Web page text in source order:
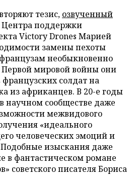
тезис, озвученный
Центра поддержки
Victory Drones Марией
замены пехоты
необыкновенно
Первой мировой войны они
солдат на
из африканцев. В 20-е годы
научном сообществе даже
межвидового
«идеального
человеческих эмоций и
изыскания даже
в фантастическом романе
советского писателя Бориса